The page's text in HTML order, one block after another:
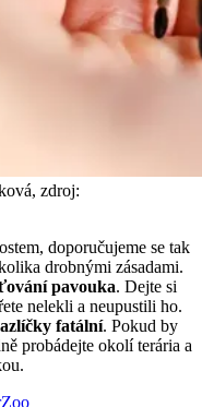
zdroj:
doporučujeme se tak
drobnými zásadami.
pavouka. Dejte si
nelekli a neupustili ho.
fatální. Pokud by
probádejte okolí terária a